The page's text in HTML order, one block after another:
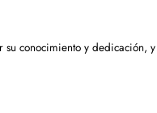
conocimiento y dedicación,